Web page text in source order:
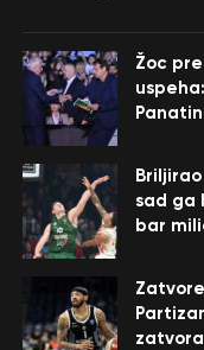
Žoc
sad ga
bar
zatvora